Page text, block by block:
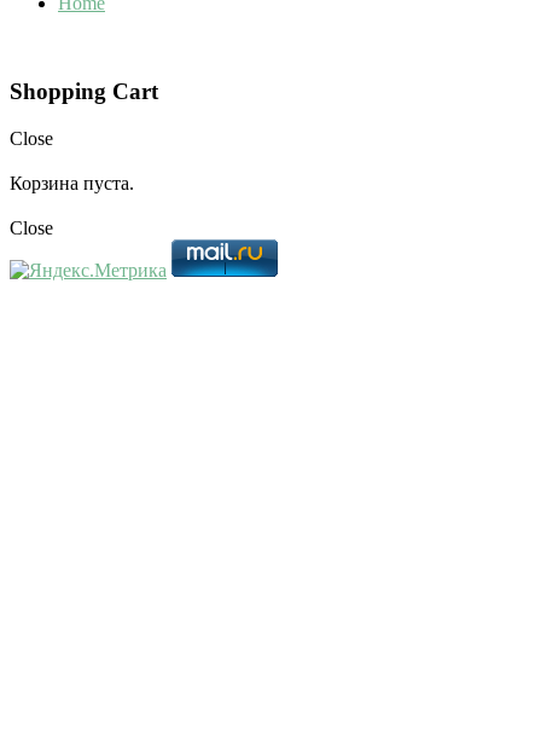
Shopping Cart
Close
Корзина пуста.
Close